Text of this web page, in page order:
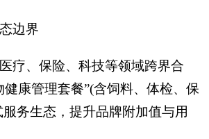
边界
疗、保险、科技等领域跨界合
健康管理套餐”(含饲料、体检、保
务生态，提升品牌附加值与用